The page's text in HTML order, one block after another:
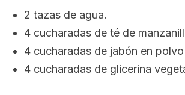
2 tazas de agua.
4 cucharadas de té de
4 cucharadas de jabón en
4 cucharadas de glicerina